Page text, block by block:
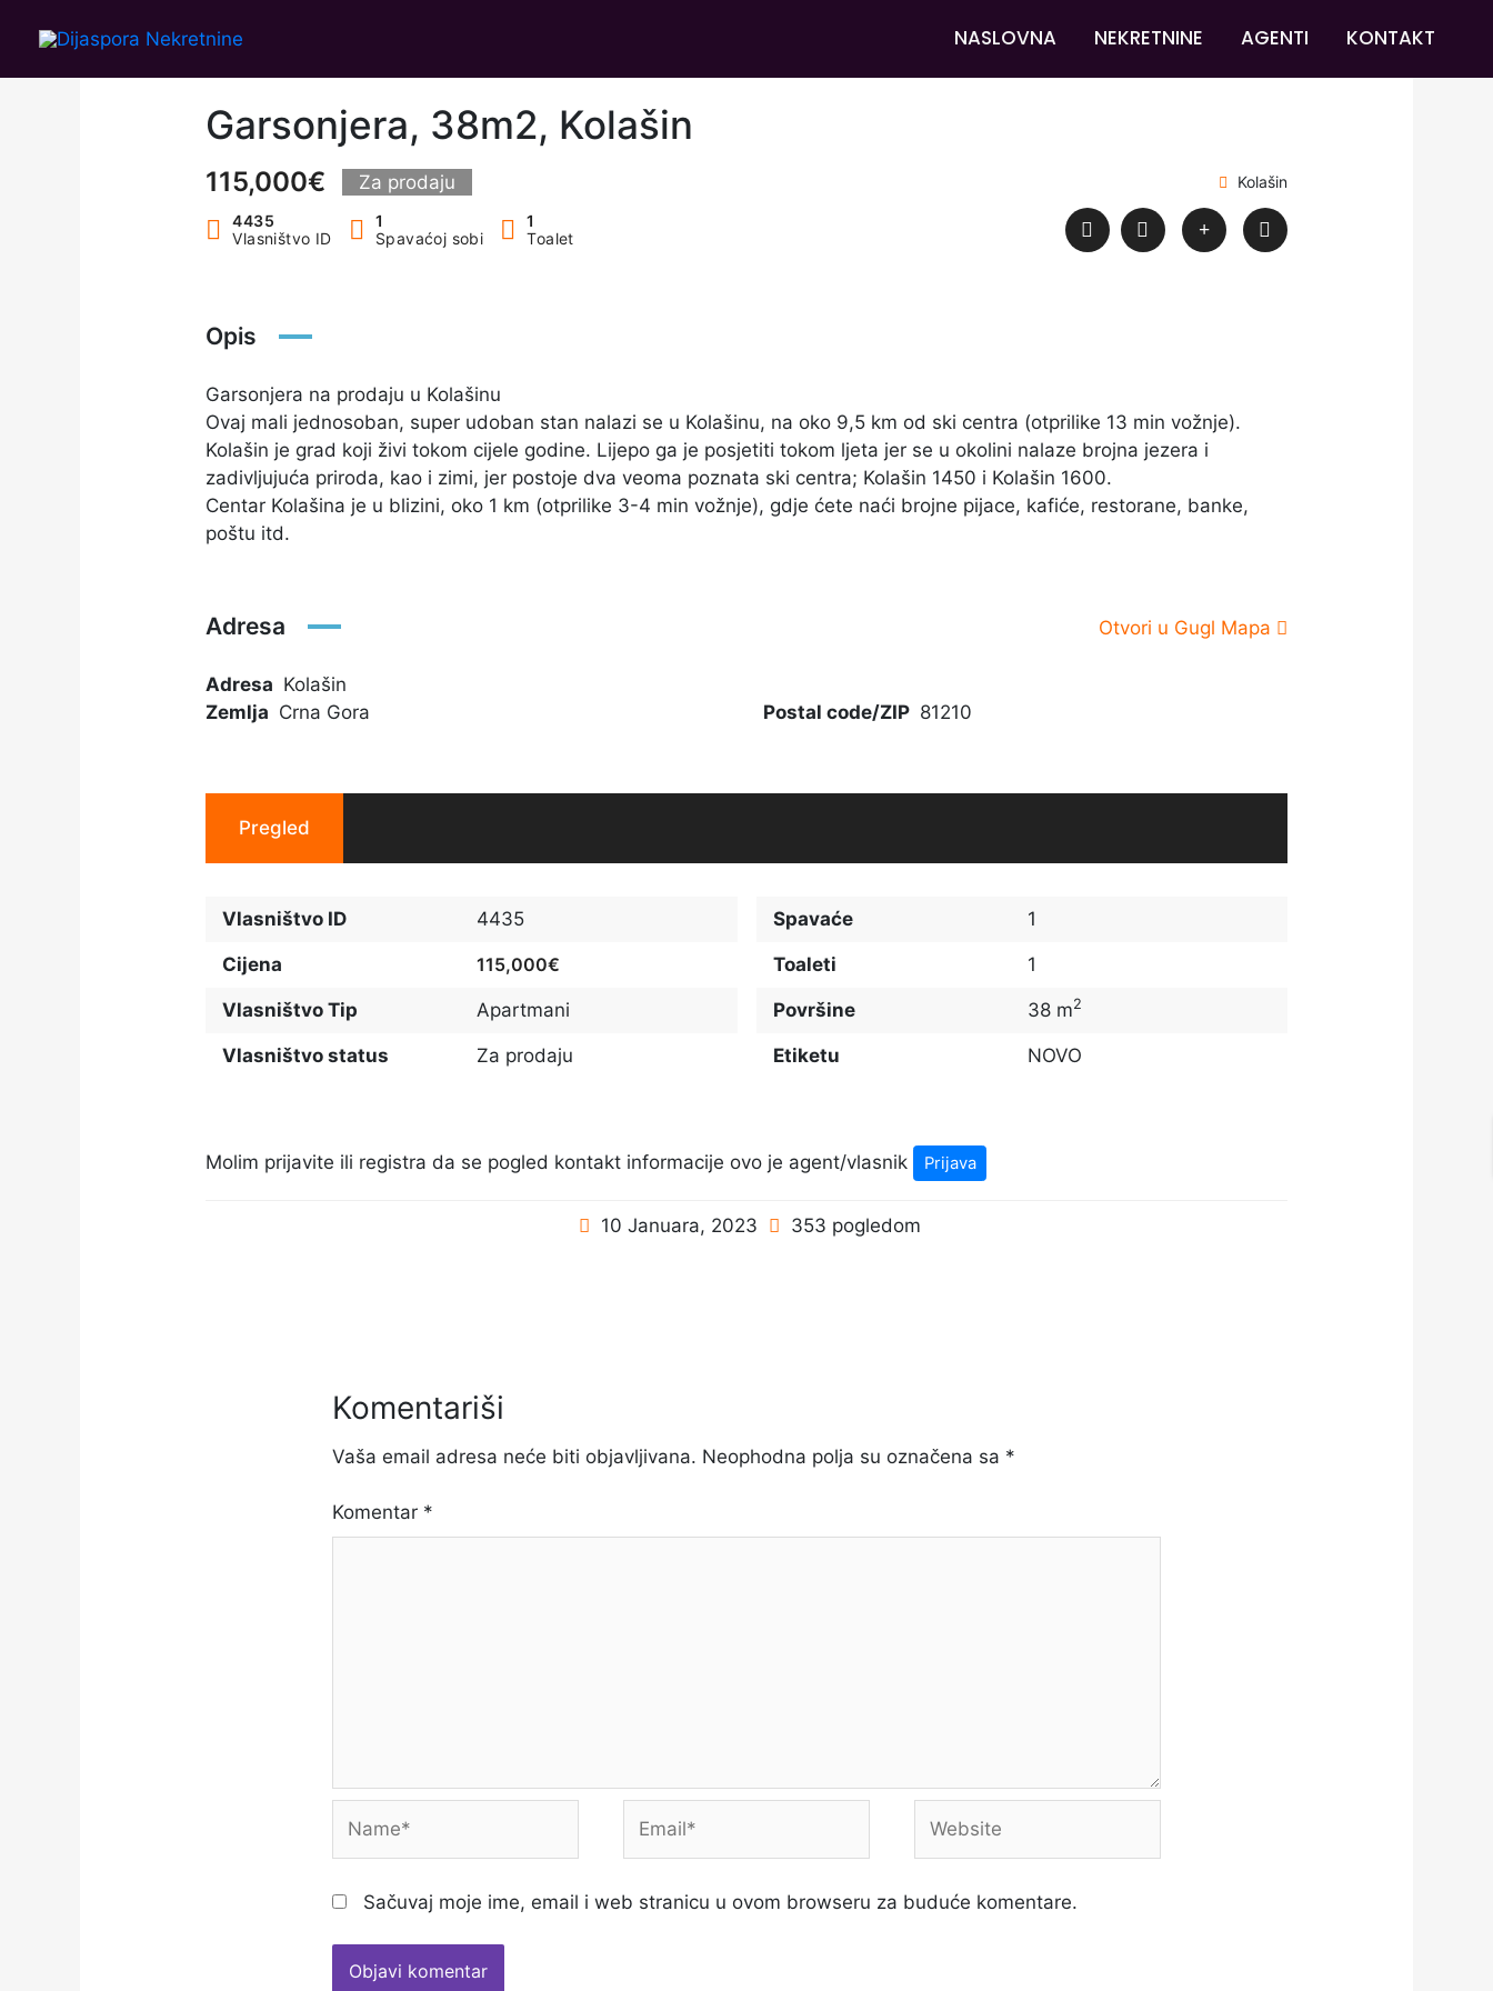
NASLOVNA NEKRETNINE AGENTI KONTAKT
Garsonjera, 38m2, Kolašin
115,000€ Za prodaju Kolašin
4435
Vlasništvo ID
1
Spavaćoj sobi
1
Toalet
Opis
Garsonjera na prodaju u Kolašinu
Ovaj mali jednosoban, super udoban stan nalazi se u Kolašinu, na oko 9,5 km od ski centra (otprilike 13 min vožnje).
Kolašin je grad koji živi tokom cijele godine. Lijepo ga je posjetiti tokom ljeta jer se u okolini nalaze brojna jezera i
zadivljujuća priroda, kao i zimi, jer postoje dva veoma poznata ski centra; Kolašin 1450 i Kolašin 1600.
Centar Kolašina je u blizini, oko 1 km (otprilike 3-4 min vožnje), gdje ćete naći brojne pijace, kafiće, restorane, banke,
poštu itd.
Adresa
Adresa Kolašin
Zemlja Crna Gora Postal code/ZIP 81210
Otvori u Gugl Mapa
Pregled
Vlasništvo ID 4435
Cijena 115,000€
Vlasništvo Tip Apartmani
Vlasništvo status Za prodaju
Spavaće 1
Toaleti 1
Površine 38 m2
Etiketu NOVO
Molim prijavite ili registra da se pogled kontakt informacije ovo je agent/vlasnik Prijava
10 Januara, 2023 353 pogledom
Komentariši
Vaša email adresa neće biti objavljivana. Neophodna polja su označena sa *
Komentar *
Sačuvaj moje ime, email i web stranicu u ovom browseru za buduće komentare.